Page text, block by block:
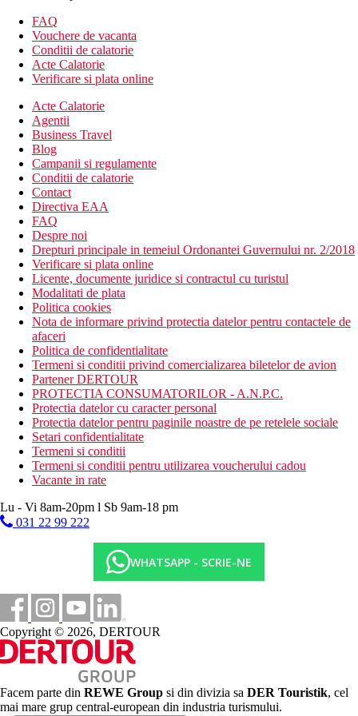
Descrierea hotelului
Hotelul dispune de:
WiFi gratuit
Cinema cu servire in restaurant
Restaurante si baruri
Camere comunicante
Etaje pentru fumatori si nefumatori
Servicii de babysitting
Piscina exterioara si piscina pentru copii
Pause Spa by Chateau Berger
Sauna
Salon de coafura si infrumusetare
Frizerie
Magazin Paramount
Parcare cu valet gratuita
Concierge
Camera de bagaje
Spalatorie si curatatorie chimica
Schimb valutar
Menaj zilnic
Descrierea plajei
se recomanda un autobuz sau taxi pana la plaja nisipoasa
Activitati sportive gratuite
piscine
seri de filme
Activitati sportive contra cost
wellness & spa
fitness
Masa
Restaurant tip bufet si a la carte ce servesc toate mesele
zilei cu specific culinar international si local
Categoria oficiala
5 stele
Site web
https://www.paramounthotelsdubai.com/dubai
Distanţe
FAQ
Vouchere de vacanta
Conditii de calatorie
Acte Calatorie
Verificare si plata online
Acte Calatorie
Agentii
Business Travel
Blog
Campanii si regulamente
Conditii de calatorie
Contact
Directiva EAA
FAQ
Despre noi
Drepturi principale in temeiul Ordonantei Guvernului nr. 2/2018
Verificare si plata online
Licente, documente juridice si contractul cu turistul
Modalitati de plata
Politica cookies
Nota de informare privind protectia datelor pentru contactele de
afaceri
Politica de confidentialitate
Termeni si conditii privind comercializarea biletelor de avion
Partener DERTOUR
PROTECTIA CONSUMATORILOR - A.N.P.C.
Protectia datelor cu caracter personal
Protectia datelor pentru paginile noastre de pe retelele sociale
Setari confidentialitate
Termeni si conditii
Termeni si conditii pentru utilizarea voucherului cadou
Vacante in rate
Lu - Vi 8am-20pm l Sb 9am-18 pm
031 22 99 222
WHATSAPP - SCRIE-NE
Copyright © 2026, DERTOUR
Facem parte din REWE Group si din divizia sa DER Touristik, cel
mai mare grup central-european din industria turismului.